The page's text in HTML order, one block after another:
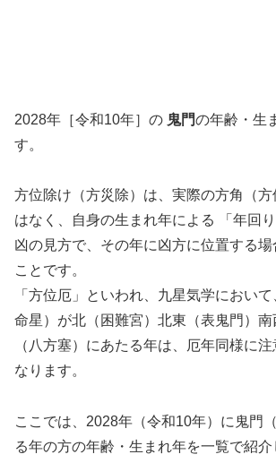
2028年［令和10年］の 鬼門の年齢・生
す。
方位除け（方災除）は、実際の方角（
はなく、自身の生まれ年による 「年回
凶の見方で、その年に凶方に位置する
ことです。
「方位厄」といわれ、九星気学におい
命星）が北（困難宮）北東（表鬼門）
（八方塞）にあたる年は、厄年同様に
なります。
ここでは、2028年（令和10年）に鬼門
る年の方の年齢・生まれ年を一覧で紹介